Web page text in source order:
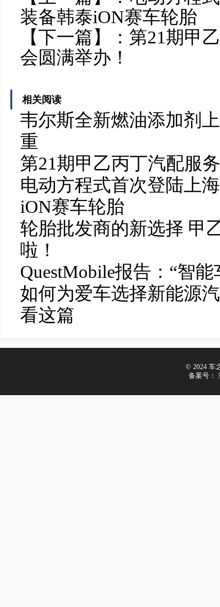
装备韩泰iON赛车轮胎
【下一篇】： 第21期甲
会圆满举办！
相关阅读
韦尔斯全新燃油添加剂
重
第21期甲乙丙丁汽配服
电动方程式首次登陆上
iON赛车轮胎
轮胎批发商的新选择 甲
啦！
​QuestMobile报告：“智
如何为爱车选择新能源
看这篇
© 2024 车
备案号：